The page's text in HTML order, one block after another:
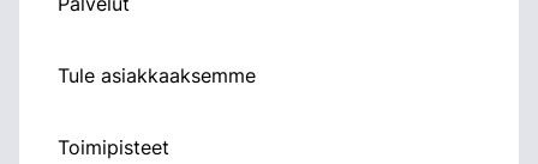
Tule asiakkaaksemme
Toimipisteet